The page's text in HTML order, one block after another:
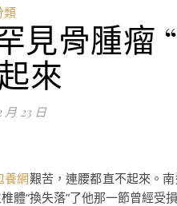
類
見骨腫瘤
來
月 23 日
養網艱苦，連腰都直不起來。
體“換失落”了他那一節曾經受